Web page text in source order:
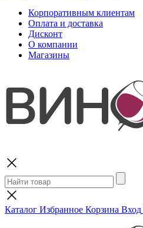
Корпоративным клиентам
Оплата и доставка
Дисконт
О компании
Магазины
Каталог Избранное Корзина Вход